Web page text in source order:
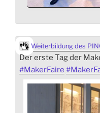
Weiterbildung des
Der erste Tag der
#MakerFaire #